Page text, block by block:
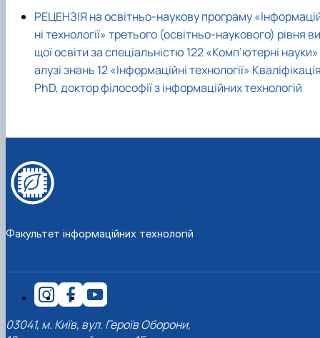
РЕЦЕНЗІЯ на освітньо-наукову програму
ні технології» третього (освітньо-наукового) рівня ви
щої освіти за спеціальністю 122 «Комп’ютерні науки»
алузі знань 12 «Інформаційні технології»
PhD, доктор філософії з інформаційних технологій
Факультет інформаційних технологій
03041, м. Київ, вул. Героїв Оборони,